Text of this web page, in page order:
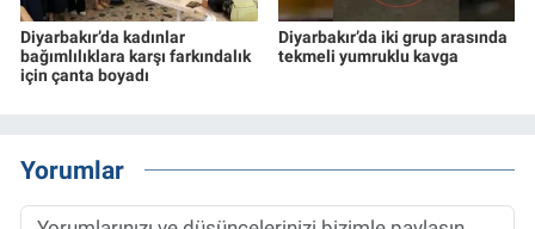
Diyarbakır’da kadınlar
bağımlılıklara karşı farkındalık
için çanta boyadı
Diyarbakır’da iki grup arasında
tekmeli yumruklu kavga
Yorumlar